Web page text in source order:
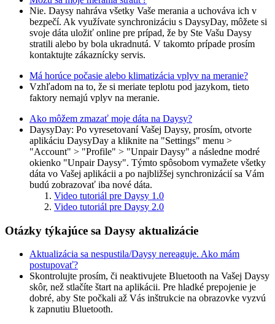
Nie. Daysy nahráva všetky Vaše merania a uchováva ich v
bezpečí. Ak využívate synchronizáciu s DaysyDay, môžete si
svoje dáta uložiť online pre prípad, že by Ste Vašu Daysy
stratili alebo by bola ukradnutá. V takomto prípade prosím
kontaktujte zákaznícky servis.
Má horúce počasie alebo klimatizácia vplyv na meranie?
Vzhľadom na to, že si meriate teplotu pod jazykom, tieto
faktory nemajú vplyv na meranie.
Ako môžem zmazať moje dáta na Daysy?
DaysyDay: Po vyresetovaní Vašej Daysy, prosím, otvorte
aplikáciu DaysyDay a kliknite na "Settings" menu >
"Account" > "Profile" > "Unpair Daysy" a následne modré
okienko "Unpair Daysy". Týmto spôsobom vymažete všetky
dáta vo Vašej aplikácii a po najbližšej synchronizácií sa Vám
budú zobrazovať iba nové dáta.
Video tutoriál pre Daysy 1.0
Video tutoriál pre Daysy 2.0
Otázky týkajúce sa Daysy aktualizácie
Aktualizácia sa nespustila/Daysy nereaguje. Ako mám
postupovať?
Skontrolujte prosím, či neaktivujete Bluetooth na Vašej Daysy
skôr, než stlačíte štart na aplikácii. Pre hladké prepojenie je
dobré, aby Ste počkali až Vás inštrukcie na obrazovke vyzvú
k zapnutiu Bluetooth.